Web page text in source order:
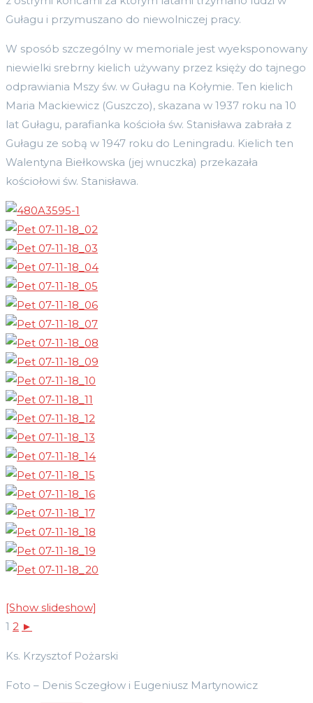
Gułagu i przymuszano do niewolniczej pracy.
W sposób szczególny w memoriale jest wyeksponowany
niewielki srebrny kielich używany przez księży do tajnego
odprawiania Mszy św. w Gułagu na Kołymie. Ten kielich
Maria Mackiewicz (Guszczo), skazana w 1937 roku na 10
lat Gułagu, parafianka kościoła św. Stanisława zabrała z
Gułagu ze sobą w 1947 roku do Leningradu. Kielich ten
Walentyna Biełkowska (jej wnuczka) przekazała
kościołowi św. Stanisława.
[Show slideshow]
1 2 ►
Ks. Krzysztof Pożarski
Foto – Denis Sczegłow i Eugeniusz Martynowicz